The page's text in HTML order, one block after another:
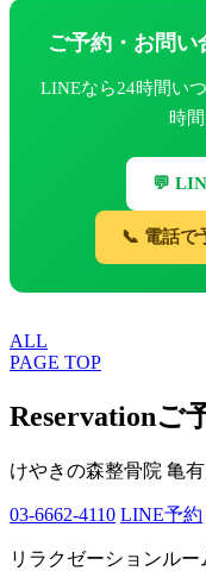
ご予約・お問
LINEなら24時間い
時
💬
📞 電話で
ALL
PAGE TOP
Reservationご
けやきの森整骨院 亀
03-6662-4110 LINE予約
リラクゼーションルー